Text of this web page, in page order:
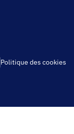
Politique des cookies